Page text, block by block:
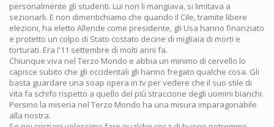
personalmente gli studenti. Lui non li mangiava, si limitava a
sezionarli. E non dimentichiamo che quando il Cile, tramite libere
elezioni, ha eletto Allende come presidente, gli Usa hanno finanziato
e protetto un colpo di Stato costato decine di migliaia di morti e
torturati. Era l'11 settembre di molti anni fa.
Chiunque viva nel Terzo Mondo e abbia un minimo di cervello lo
capisce subito che gli occidentali gli hanno fregato qualche cosa. Gli
basta guardare una soap opera in tv per vedere che il suo stile di
vita fa schifo rispetto a quello del più straccione degli uomini bianchi.
Persino la miseria nel Terzo Mondo ha una misura imparagonabile
alla nostra.